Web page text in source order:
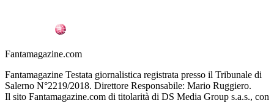
Fantamagazine.com
Fantamagazine Testata giornalistica registrata presso il Tribunale di
Salerno N°2219/2018. Direttore Responsabile: Mario Ruggiero.
Il sito Fantamagazine.com di titolarità di DS Media Group s.a.s., con